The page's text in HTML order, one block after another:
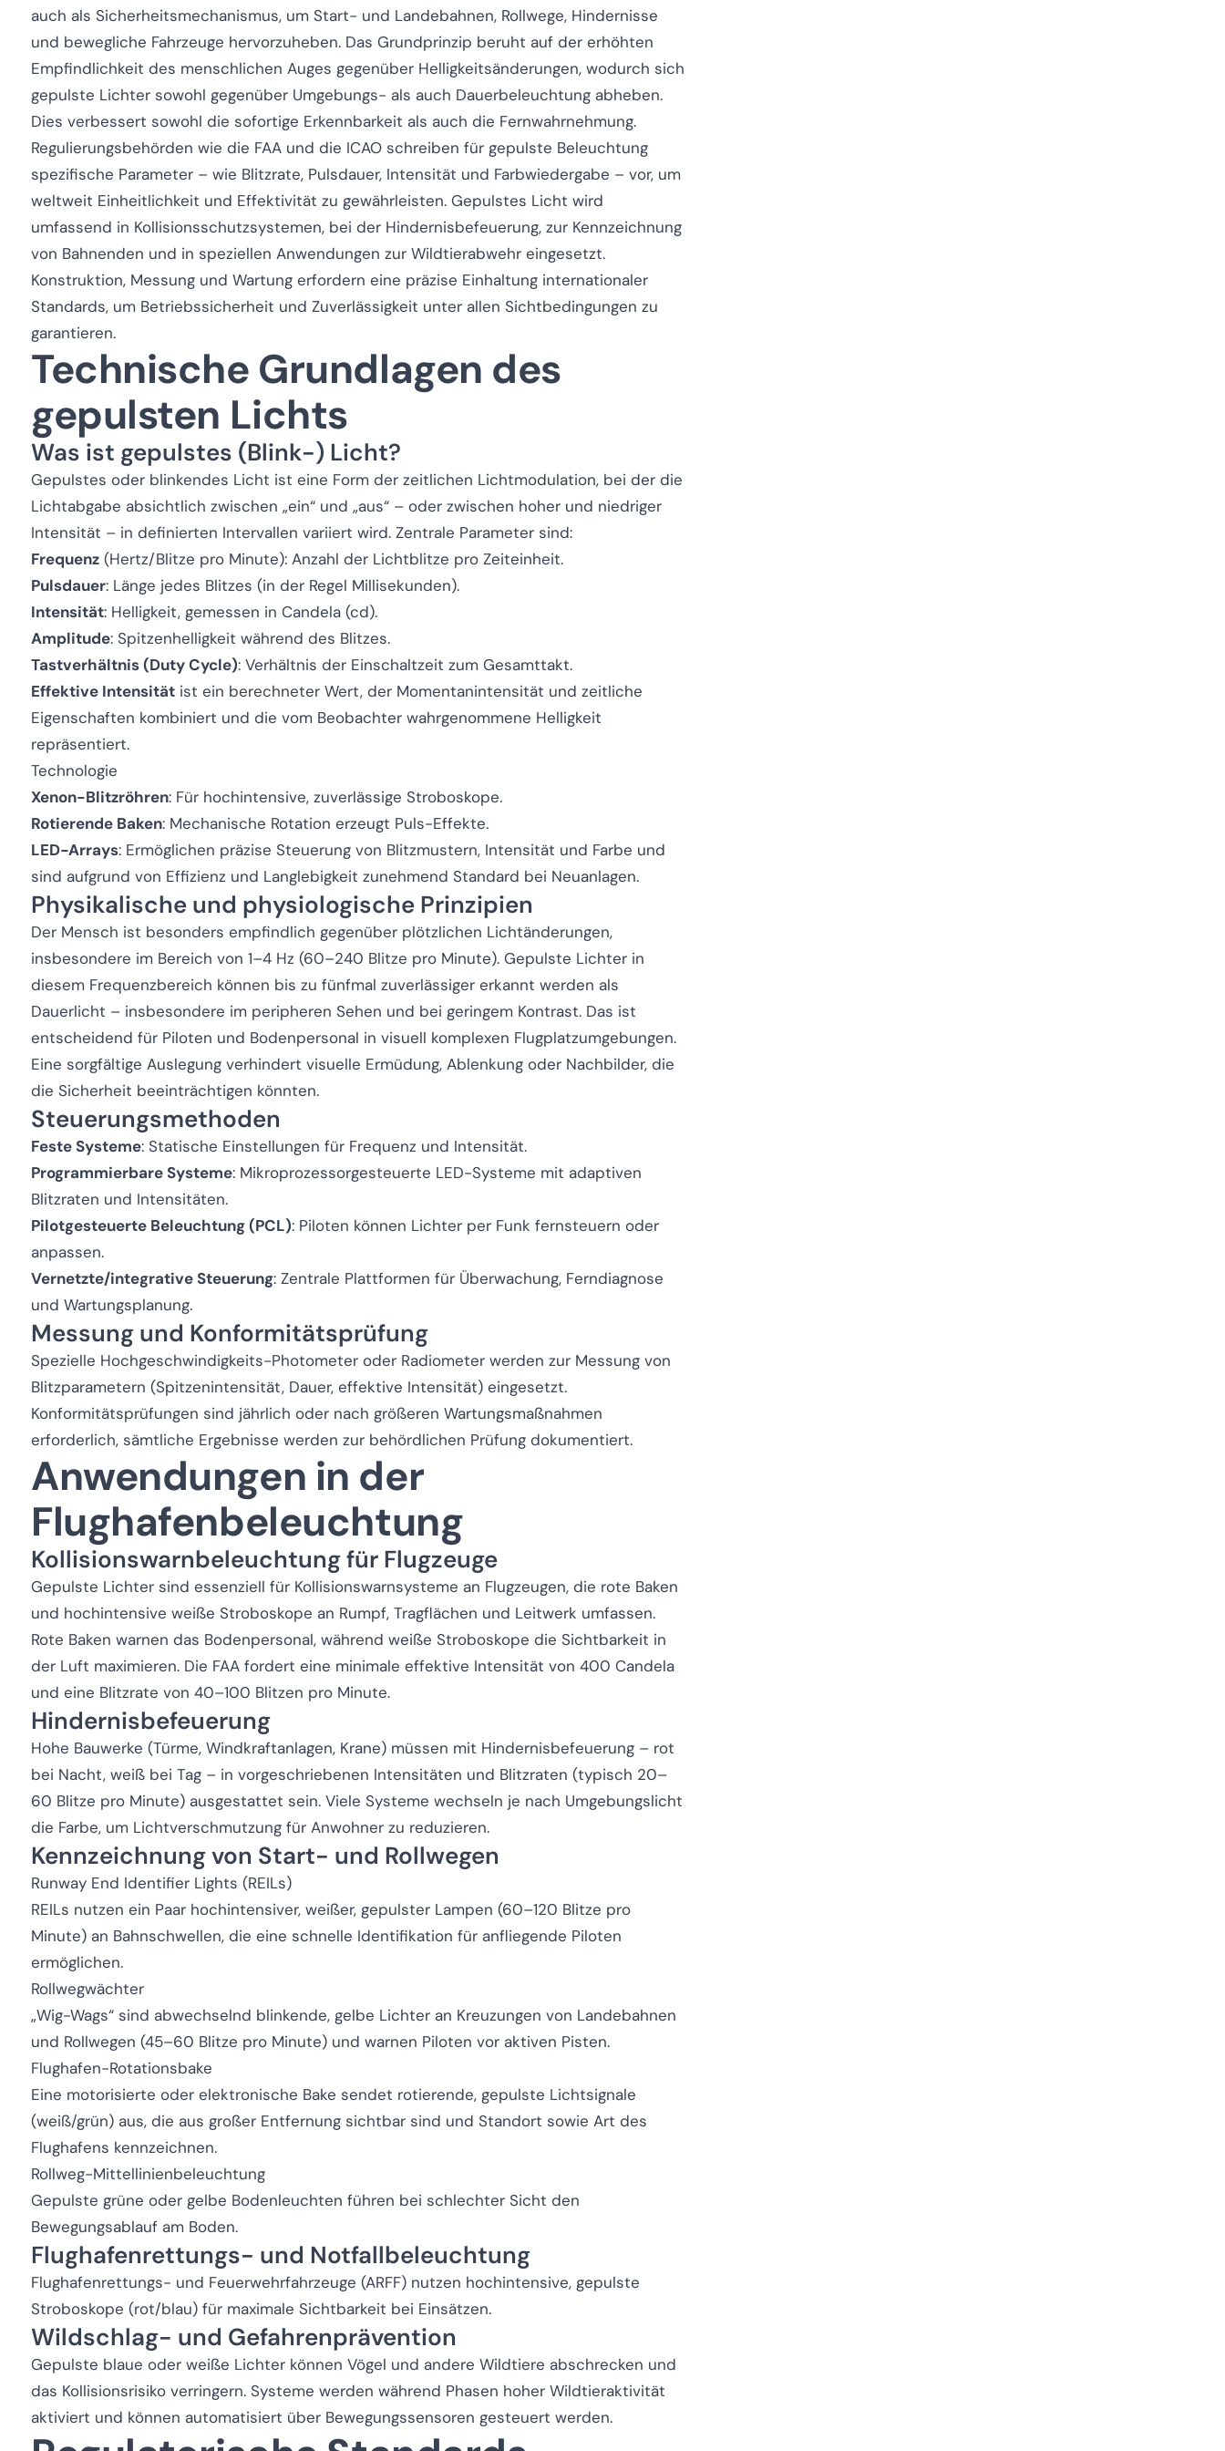
auch als Sicherheitsmechanismus, um Start- und Landebahnen, Rollwege, Hindernisse
und bewegliche Fahrzeuge hervorzuheben. Das Grundprinzip beruht auf der erhöhten
Empfindlichkeit des menschlichen Auges gegenüber Helligkeitsänderungen, wodurch sich
gepulste Lichter sowohl gegenüber Umgebungs- als auch Dauerbeleuchtung abheben.
Dies verbessert sowohl die sofortige Erkennbarkeit als auch die Fernwahrnehmung.
Regulierungsbehörden wie die FAA und die ICAO schreiben für gepulste Beleuchtung
spezifische Parameter – wie Blitzrate, Pulsdauer, Intensität und Farbwiedergabe – vor, um
weltweit Einheitlichkeit und Effektivität zu gewährleisten. Gepulstes Licht wird
umfassend in Kollisionsschutzsystemen, bei der Hindernisbefeuerung, zur Kennzeichnung
von Bahnenden und in speziellen Anwendungen zur Wildtierabwehr eingesetzt.
Konstruktion, Messung und Wartung erfordern eine präzise Einhaltung internationaler
Standards, um Betriebssicherheit und Zuverlässigkeit unter allen Sichtbedingungen zu
garantieren.
Technische Grundlagen des
gepulsten Lichts
Was ist gepulstes (Blink-) Licht?
Gepulstes oder blinkendes Licht ist eine Form der zeitlichen Lichtmodulation, bei der die
Lichtabgabe absichtlich zwischen „ein“ und „aus“ – oder zwischen hoher und niedriger
Intensität – in definierten Intervallen variiert wird. Zentrale Parameter sind:
Frequenz (Hertz/Blitze pro Minute): Anzahl der Lichtblitze pro Zeiteinheit.
Pulsdauer: Länge jedes Blitzes (in der Regel Millisekunden).
Intensität: Helligkeit, gemessen in Candela (cd).
Amplitude: Spitzenhelligkeit während des Blitzes.
Tastverhältnis (Duty Cycle): Verhältnis der Einschaltzeit zum Gesamttakt.
Effektive Intensität ist ein berechneter Wert, der Momentanintensität und zeitliche
Eigenschaften kombiniert und die vom Beobachter wahrgenommene Helligkeit
repräsentiert.
Technologie
Xenon-Blitzröhren: Für hochintensive, zuverlässige Stroboskope.
Rotierende Baken: Mechanische Rotation erzeugt Puls-Effekte.
LED-Arrays: Ermöglichen präzise Steuerung von Blitzmustern, Intensität und Farbe und
sind aufgrund von Effizienz und Langlebigkeit zunehmend Standard bei Neuanlagen.
Physikalische und physiologische Prinzipien
Der Mensch ist besonders empfindlich gegenüber plötzlichen Lichtänderungen,
insbesondere im Bereich von 1–4 Hz (60–240 Blitze pro Minute). Gepulste Lichter in
diesem Frequenzbereich können bis zu fünfmal zuverlässiger erkannt werden als
Dauerlicht – insbesondere im peripheren Sehen und bei geringem Kontrast. Das ist
entscheidend für Piloten und Bodenpersonal in visuell komplexen Flugplatzumgebungen.
Eine sorgfältige Auslegung verhindert visuelle Ermüdung, Ablenkung oder Nachbilder, die
die Sicherheit beeinträchtigen könnten.
Steuerungsmethoden
Feste Systeme: Statische Einstellungen für Frequenz und Intensität.
Programmierbare Systeme: Mikroprozessorgesteuerte LED-Systeme mit adaptiven
Blitzraten und Intensitäten.
Pilotgesteuerte Beleuchtung (PCL): Piloten können Lichter per Funk fernsteuern oder
anpassen.
Vernetzte/integrative Steuerung: Zentrale Plattformen für Überwachung, Ferndiagnose
und Wartungsplanung.
Messung und Konformitätsprüfung
Spezielle Hochgeschwindigkeits-Photometer oder Radiometer werden zur Messung von
Blitzparametern (Spitzenintensität, Dauer, effektive Intensität) eingesetzt.
Konformitätsprüfungen sind jährlich oder nach größeren Wartungsmaßnahmen
erforderlich, sämtliche Ergebnisse werden zur behördlichen Prüfung dokumentiert.
Anwendungen in der
Flughafenbeleuchtung
Kollisionswarnbeleuchtung für Flugzeuge
Gepulste Lichter sind essenziell für Kollisionswarnsysteme an Flugzeugen, die rote Baken
und hochintensive weiße Stroboskope an Rumpf, Tragflächen und Leitwerk umfassen.
Rote Baken warnen das Bodenpersonal, während weiße Stroboskope die Sichtbarkeit in
der Luft maximieren. Die FAA fordert eine minimale effektive Intensität von 400 Candela
und eine Blitzrate von 40–100 Blitzen pro Minute.
Hindernisbefeuerung
Hohe Bauwerke (Türme, Windkraftanlagen, Krane) müssen mit Hindernisbefeuerung – rot
bei Nacht, weiß bei Tag – in vorgeschriebenen Intensitäten und Blitzraten (typisch 20–
60 Blitze pro Minute) ausgestattet sein. Viele Systeme wechseln je nach Umgebungslicht
die Farbe, um Lichtverschmutzung für Anwohner zu reduzieren.
Kennzeichnung von Start- und Rollwegen
Runway End Identifier Lights (REILs)
REILs nutzen ein Paar hochintensiver, weißer, gepulster Lampen (60–120 Blitze pro
Minute) an Bahnschwellen, die eine schnelle Identifikation für anfliegende Piloten
ermöglichen.
Rollwegwächter
„Wig-Wags“ sind abwechselnd blinkende, gelbe Lichter an Kreuzungen von Landebahnen
und Rollwegen (45–60 Blitze pro Minute) und warnen Piloten vor aktiven Pisten.
Flughafen-Rotationsbake
Eine motorisierte oder elektronische Bake sendet rotierende, gepulste Lichtsignale
(weiß/grün) aus, die aus großer Entfernung sichtbar sind und Standort sowie Art des
Flughafens kennzeichnen.
Rollweg-Mittellinienbeleuchtung
Gepulste grüne oder gelbe Bodenleuchten führen bei schlechter Sicht den
Bewegungsablauf am Boden.
Flughafenrettungs- und Notfallbeleuchtung
Flughafenrettungs- und Feuerwehrfahrzeuge (ARFF) nutzen hochintensive, gepulste
Stroboskope (rot/blau) für maximale Sichtbarkeit bei Einsätzen.
Wildschlag- und Gefahrenprävention
Gepulste blaue oder weiße Lichter können Vögel und andere Wildtiere abschrecken und
das Kollisionsrisiko verringern. Systeme werden während Phasen hoher Wildtieraktivität
aktiviert und können automatisiert über Bewegungssensoren gesteuert werden.